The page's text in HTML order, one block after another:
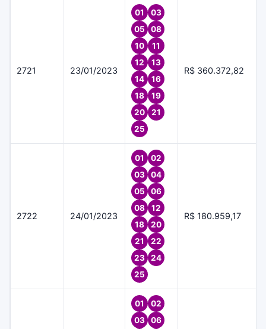
2721 23/01/2023
01
03
05
08
10
11
12
13
14
16
18
19
20
21
25
R$ 360.372,82
2722 24/01/2023
01
02
03
04
05
06
08
12
18
20
21
22
23
24
25
R$ 180.959,17
01
02
03
06